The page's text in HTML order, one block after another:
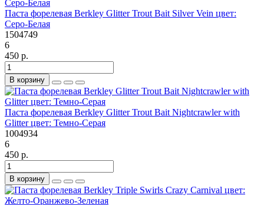
Паста форелевая Berkley Glitter Trout Bait Silver Vein цвет:
Серо-Белая
1504749
6
450 р.
В корзину
Паста форелевая Berkley Glitter Trout Bait Nightcrawler with
Glitter цвет: Темно-Серая
1004934
6
450 р.
В корзину